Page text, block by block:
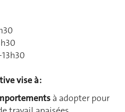
vise à :
à adopter pour